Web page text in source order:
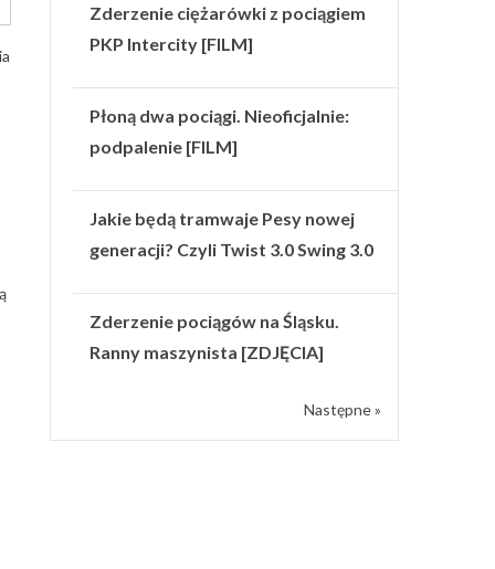
Zderzenie ciężarówki z pociągiem
PKP Intercity [FILM]
Płoną dwa pociągi. Nieoficjalnie:
podpalenie [FILM]
Jakie będą tramwaje Pesy nowej
generacji? Czyli Twist 3.0 Swing 3.0
Zderzenie pociągów na Śląsku.
Ranny maszynista [ZDJĘCIA]
Następne »